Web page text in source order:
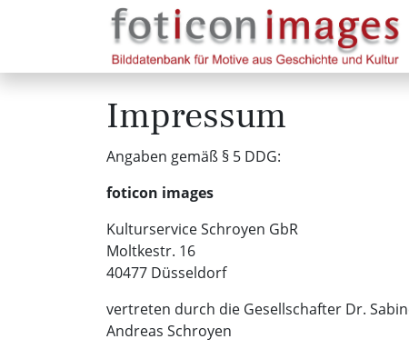
Impressum
Angaben gemäß § 5 DDG:
foticon images
Kulturservice Schroyen GbR
Moltkestr. 16
40477 Düsseldorf
vertreten durch die Gesellschafter Dr.
Andreas Schroyen